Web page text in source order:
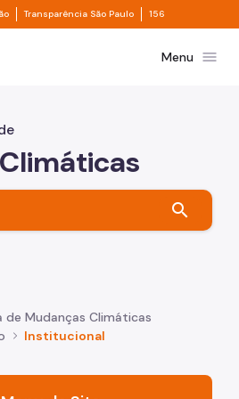
principal
Divisor de acesso à informação
Transparência São Paulo Divisor de
156
São PauloMenu menu
search
de Mudanças Climáticas
Institucional